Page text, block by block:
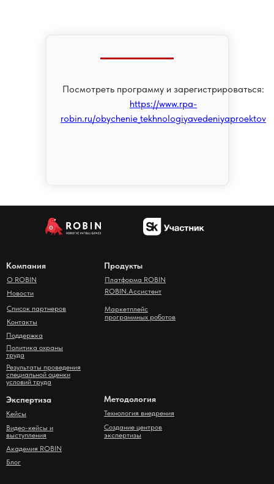
Посмотреть программу и зарегистрироваться:
https://www.rpa-
robin.ru/obychenie_tekhnologiyavedeniyaproektov
Компания
О ROBIN
Новости
Контакты
Список партнеров
Экспертиза
Кейсы
Видео-кейсы и
выступления
Блог
Академия ROBIN
Методология
Создание центров
экспертизы
Технология внедрения
Продукты
Платформа ROBIN
Поддержка
Маркетплейс
программных роботов
Политика охраны
труда
Результаты проведения
специальной оценки
условий труда
ROBIN.Ассистент